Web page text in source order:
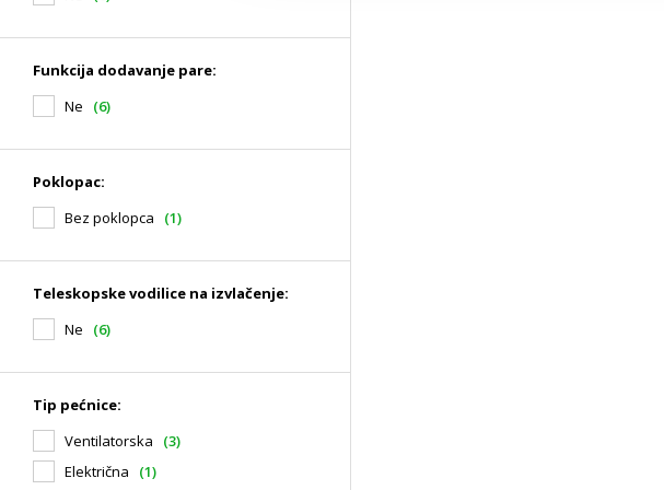
Funkcija dodavanje pare:
Ne
(6)
Poklopac:
Bez poklopca
(1)
Teleskopske vodilice na izvlačenje:
Ne
(6)
Tip pećnice:
Ventilatorska
(3)
Električna
(1)